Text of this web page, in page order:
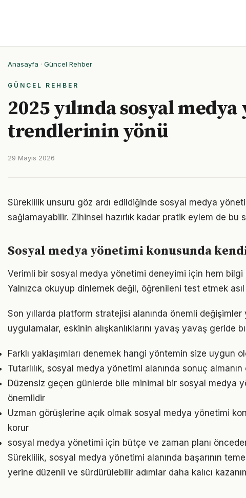
Anasayfa · Güncel Rehber
GÜNCEL REHBER
2025 yılında sosyal
trendlerinin yönü
29 Mayıs 2026
Süreklilik unsuru göz ardı edildiğinde sosyal medya
sağlamayabilir. Zihinsel hazırlık kadar pratik eylem de
Sosyal medya yönetimi konusunda
Verimli bir sosyal medya yönetimi deneyimi için hem
Yalnızca okuyup dinlemek değil, öğrenileni test etmek
Son yıllarda platform stratejisi alanında önemli değişimler
uygulamalar, eskinin alışkanlıklarını yavaş yavaş geride
Farklı yaklaşımları denemek hangi yöntemin size uygun
Tutarlılık, sosyal medya yönetimi alanında sonuç
Düzensiz geçen günlerde bile minimal bir sosyal medya
önemlidir
Uzman görüşlerine açık olmak sosyal medya yönetimi
korur
sosyal medya yönetimi için bütçe ve zaman planı önceden
Süreklilik, sosyal medya yönetimi alanında başarının
yerine düzenli ve sürdürülebilir adımlar daha kalıcı